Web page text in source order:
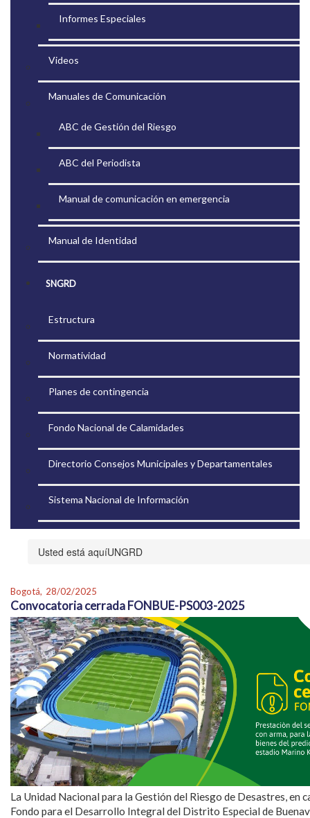
Informes Especiales
Videos
Manuales de Comunicación
ABC de Gestión del Riesgo
ABC del Periodista
Manual de comunicación en emergencia
Manual de Identidad
SNGRD
Estructura
Normatividad
Planes de contingencia
Fondo Nacional de Calamidades
Directorio Consejos Municipales y Departamentales
Sistema Nacional de Información
UNGRD
Bogotá, 28/02/2025
Convocatoria cerrada FONBUE-PS003-2025
La Unidad Nacional para la Gestión del Riesgo de Desastres, en
Fondo para el Desarrollo Integral del Distrito Especial de